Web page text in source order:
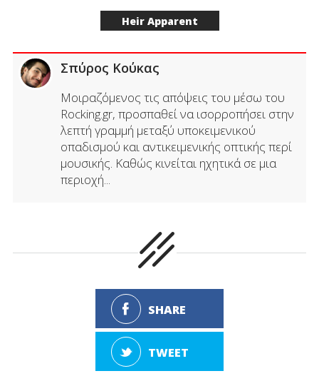
Heir Apparent
Σπύρος Κούκας
Μοιραζόμενος τις απόψεις του μέσω του
Rocking.gr, προσπαθεί να ισορροπήσει στην
λεπτή γραμμή μεταξύ υποκειμενικού
οπαδισμού και αντικειμενικής οπτικής περί
μουσικής. Καθώς κινείται ηχητικά σε μια
περιοχή...
SHARE
TWEET